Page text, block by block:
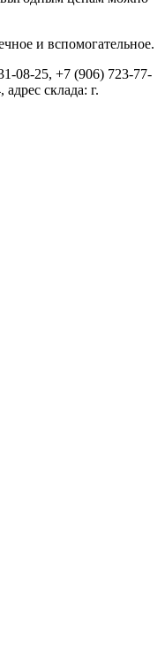
и вспомогательное.
08-25, +7 (906) 723-77-
склада: г.